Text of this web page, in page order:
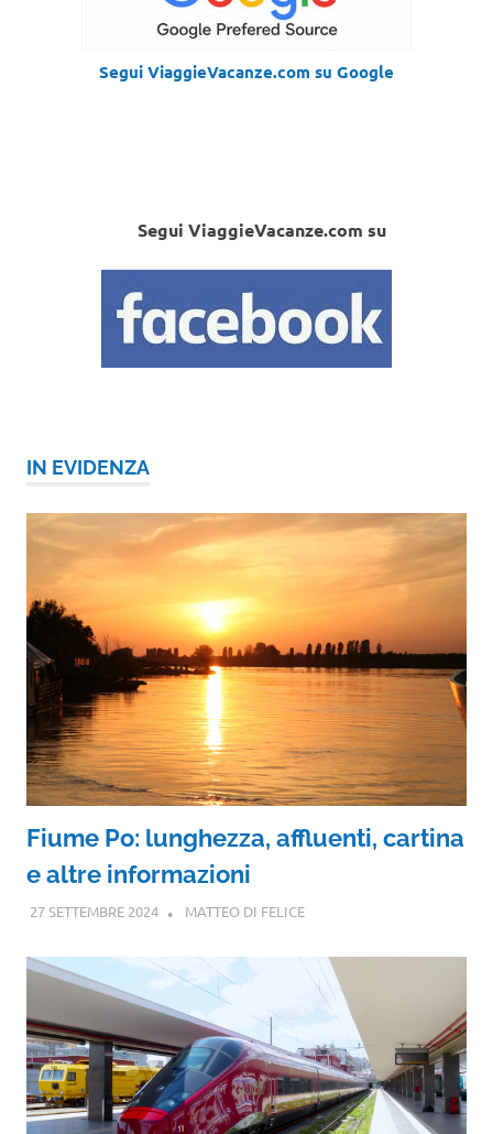
Segui ViaggieVacanze.com su Google
Segui ViaggieVacanze.com su
IN EVIDENZA
Fiume Po: lunghezza, affluenti, cartina
e altre informazioni
27 SETTEMBRE 2024 MATTEO DI FELICE